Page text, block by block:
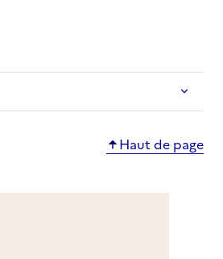
Haut de page